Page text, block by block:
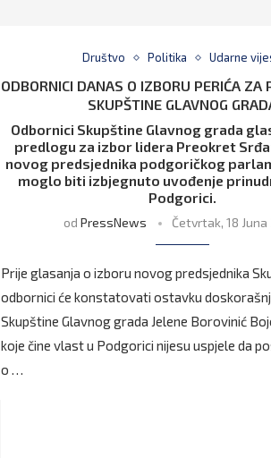
Društvo Politika Udarne
ODBORNICI DANAS O IZBORU PERIĆA ZA
SKUPŠTINE GLAVNOG
Odbornici Skupštine Glavnog grada
predlogu za izbor lidera Preokret
novog predsjednika podgoričkog
moglo biti izbjegnuto uvođenje
Podgorici.
od PressNews Četvrtak, 18 Juna
Prije glasanja o izboru novog predsjednika
odbornici će konstatovati ostavku
Skupštine Glavnog grada Jelene Borovinić
koje čine vlast u Podgorici nijesu uspjele da
o …